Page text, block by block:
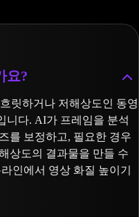
요?
릿하거나 저해상도인 동영
니다. AI가 프레임을 분석
를 보정하고, 필요한 경우
상도의 결과물을 만들 수
인에서 영상 화질 높이기